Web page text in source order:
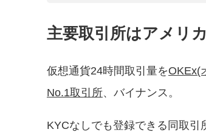
主要取引所はアメリ
仮想通貨24時間取引量をOKEx(
No.1取引所、バイナンス。
KYCなしでも登録できる同取引